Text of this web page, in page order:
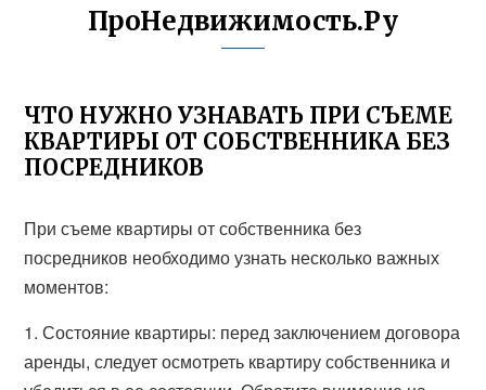
ПроНедвижимость.Ру
ЧТО НУЖНО УЗНАВАТЬ ПРИ СЪЕМЕ
КВАРТИРЫ ОТ СОБСТВЕННИКА БЕЗ
ПОСРЕДНИКОВ
При съеме квартиры от собственника без
посредников необходимо узнать несколько важных
моментов:
1. Состояние квартиры: перед заключением договора
аренды, следует осмотреть квартиру собственника и